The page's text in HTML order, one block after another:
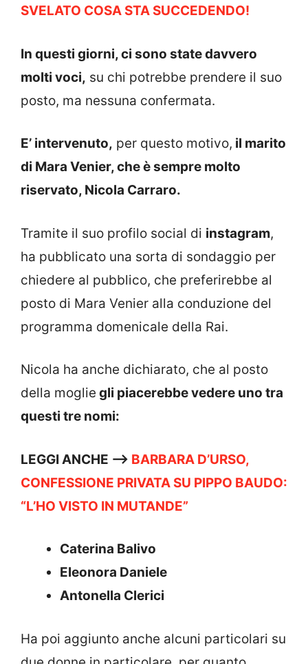
SVELATO COSA STA SUCCEDENDO!
In questi giorni, ci sono state davvero
molti voci, su chi potrebbe prendere il suo
posto, ma nessuna confermata.
E’ intervenuto, per questo motivo, il marito
di Mara Venier, che è sempre molto
riservato, Nicola Carraro.
Tramite il suo profilo social di instagram,
ha pubblicato una sorta di sondaggio per
chiedere al pubblico, che preferirebbe al
posto di Mara Venier alla conduzione del
programma domenicale della Rai.
Nicola ha anche dichiarato, che al posto
della moglie gli piacerebbe vedere uno tra
questi tre nomi:
LEGGI ANCHE —-> BARBARA D’URSO,
CONFESSIONE PRIVATA SU PIPPO BAUDO:
“L’HO VISTO IN MUTANDE”
Caterina Balivo
Eleonora Daniele
Antonella Clerici
Ha poi aggiunto anche alcuni particolari su